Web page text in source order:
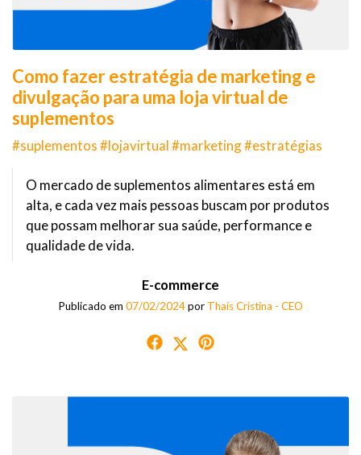
Como fazer estratégia de marketing e
divulgação para uma loja virtual de
suplementos
#suplementos #lojavirtual #marketing #estratégias
O mercado de suplementos alimentares está em
alta, e cada vez mais pessoas buscam por produtos
que possam melhorar sua saúde, performance e
qualidade de vida.
E-commerce
Publicado em 07/02/2024por Thaís Cristina - CEO